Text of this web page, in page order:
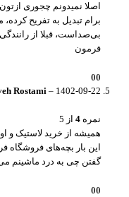
اصلا نمیدونم چجوری
برام تبدیل به تفریح
بی‌صداست، قبلا از
فرمون
0
0
Rostami – 1402-09-22
نمره 4 از 5
همیشه از خرید لاستیک
این بار بچه‌های فروشگاه
گفتن چی به درد ماشینم
0
0